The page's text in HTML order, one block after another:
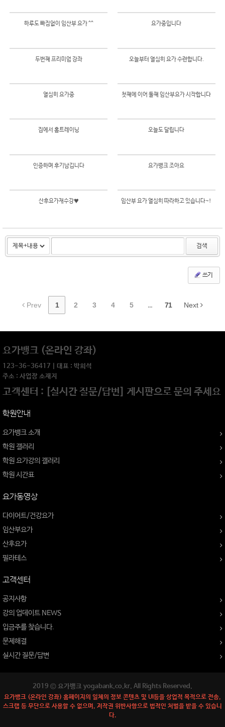
하루도 빠짐없이 임산부 요가 ^^ 요가중입니다
2017/05/18두번째 프리미엄 강좌 오늘부터 열심히 요가 수련합니다.
열심히 요가중 첫째에 이어 둘째 임산부요가 시작합니다
집에서 홈트레이닝 오늘도 달립니다
인증하며 후기남깁니다 요가뱅크 조아요
산후요가재수강♥ 임산부 요가 열심히 따라하고 있습니다~!
검색
쓰기
Prev 1 2 3 4 5 ... 71 Next
요가뱅크 (온라인 강좌)
123-36-36417 | 대표 : 박희석
주소 : 사업장 소재지
고객센터 : [실시간 질문/답변] 게시판으로 문의 주세요
학원안내
요가뱅크 소개
학원 갤러리
학원 요가강의 갤러리
학원 시간표
요가동영상
다이어트/건강요가
임산부요가
산후요가
필라테스
고객센터
공지사항
강의 업데이트 NEWS
입금주를 찾습니다.
문제해결
실시간 질문/답변
2019 © 요가뱅크 yogabank.co.kr. All Rights Reserved.
요가뱅크 (온라인 강좌) 홈페이지의 일체의 정보 콘텐츠 및 UI등을 상업적 목적으로 전송,
스크랩 등 무단으로 사용할 수 없으며, 저작권 위반사항으로 법적인 처벌을 받을 수 있습니
다.